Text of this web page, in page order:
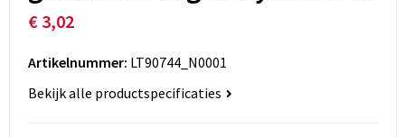
€ 3,02
Artikelnummer: LT90744_N0001
Bekijk alle productspecificaties